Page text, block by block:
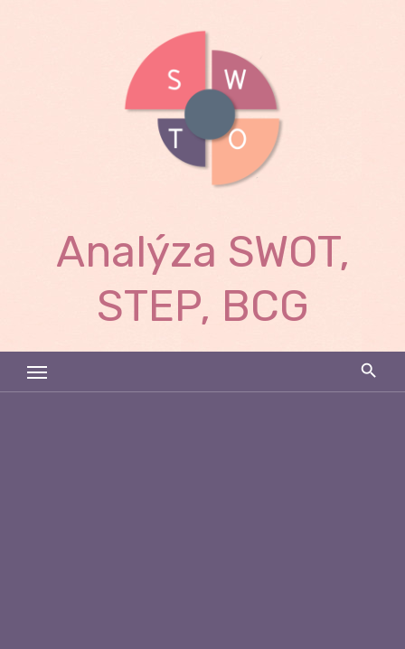
Analýza SWOT,
STEP, BCG